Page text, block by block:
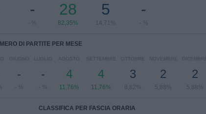
-
- %
28
82,35%
5
14,71%
-
- %
DI PARTITE PER MESE
GIUGNO
-
- %
LUGLIO
-
- %
AGOSTO
4
11,76%
SETTEMBRE
4
11,76%
OTTOBRE
3
8,82%
NOVEMBRE
2
5,88%
DICEMBRE
2
5,88%
CLASSIFICA PER FASCIA ORARIA